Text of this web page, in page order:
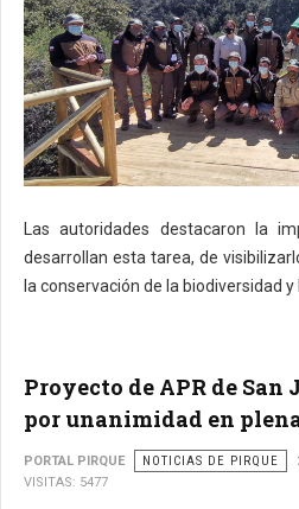
Las autoridades destacaron la
desarrollan esta tarea, de
la conservación de la biodiversidad
Proyecto de APR de San
por unanimidad en
PORTAL PIRQUE NOTICIAS DE PIRQUE
VISITAS: 5477